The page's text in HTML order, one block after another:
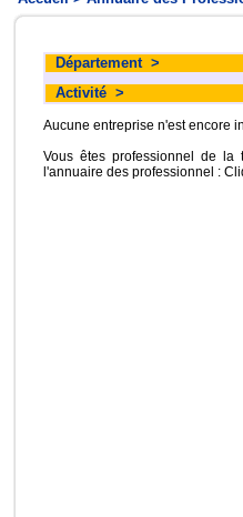
Département >
Activité >
Aucune entreprise n'est encore
Vous êtes professionnel de la
l'annuaire des professionnel :